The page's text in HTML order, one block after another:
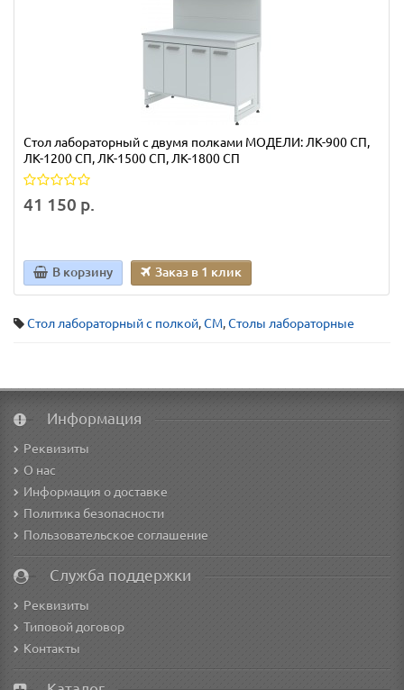
Стол лабораторный с двумя полками МОДЕЛИ: ЛК-900 СП,
ЛК-1200 СП, ЛК-1500 СП, ЛК-1800 СП
41 150 р.
В корзину Заказ в 1 клик
Стол лабораторный с полкой,СМ,Столы лабораторные
Информация
Реквизиты
О нас
Информация о доставке
Политика безопасности
Пользовательское соглашение
Служба поддержки
Реквизиты
Типовой договор
Контакты